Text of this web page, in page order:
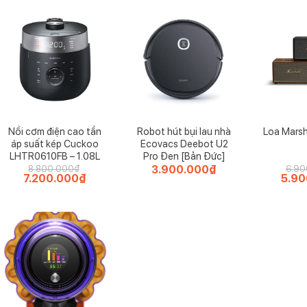
kèm hấp hơi nước CASO Airfry & Steam 700
700 ngoài khả năng tiết kiệm năng lượng và nướng nhanh,
Nồi cơm điện cao tần
áp suất kép Cuckoo
LHTR0610FB – 1.08L
8.800.000₫
Giá
7.200.000₫
Robot hút bụi lau nhà
Ecovacs Deebot U2
Pro Đen [Bản Đức]
3.900.000₫
Loa
Giá